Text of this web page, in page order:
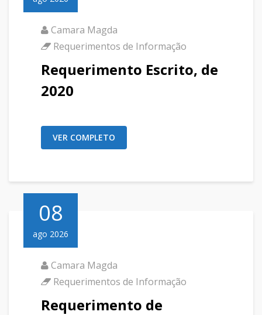
Camara Magda
Requerimentos de Informação
Requerimento Escrito, de
2020
VER COMPLETO
08
ago 2026
Camara Magda
Requerimentos de Informação
Requerimento de